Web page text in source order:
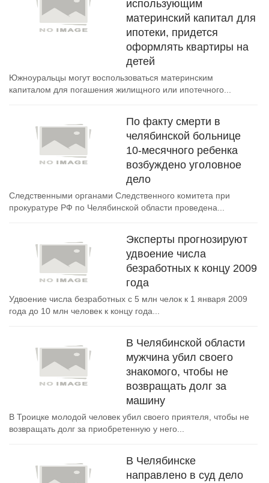
использующим
материнский капитал для
ипотеки, придется
оформлять квартиры на
детей
Южноуральцы могут воспользоваться материнским
капиталом для погашения жилищного или ипотечного...
По факту смерти в
челябинской больнице
10-месячного ребенка
возбуждено уголовное
дело
Следственными органами Следственного комитета при
прокуратуре РФ по Челябинской области проведена...
Эксперты прогнозируют
удвоение числа
безработных к концу 2009
года
Удвоение числа безработных с 5 млн челок к 1 января 2009
года до 10 млн человек к концу года...
В Челябинской области
мужчина убил своего
знакомого, чтобы не
возвращать долг за
машину
В Троицке молодой человек убил своего приятеля, чтобы не
возвращать долг за приобретенную у него...
В Челябинске
направлено в суд дело